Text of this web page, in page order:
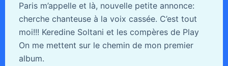
Paris m’appelle et là, nouvelle petite annonce:
cherche chanteuse à la voix cassée. C’est tout
moi!!! Keredine Soltani et les compères de Play
On me mettent sur le chemin de mon premier
album.